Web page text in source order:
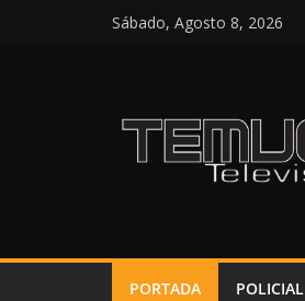
Sábado, Agosto 8, 2026
PORTADA POLICIAL